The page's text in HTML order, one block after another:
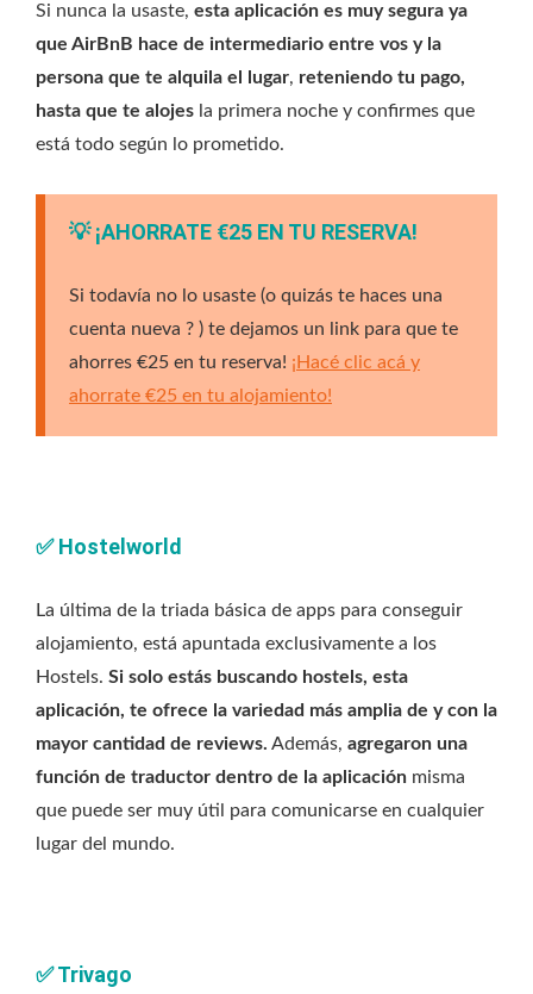
Si nunca la usaste, esta aplicación es muy segura ya
que AirBnB hace de intermediario entre vos y la
persona que te alquila el lugar, reteniendo tu pago,
hasta que te alojes la primera noche y confirmes que
está todo según lo prometido.
💡 ¡AHORRATE €25 EN TU RESERVA!
Si todavía no lo usaste (o quizás te haces una
cuenta nueva ? ) te dejamos un link para que te
ahorres €25 en tu reserva! ¡Hacé clic acá y
ahorrate €25 en tu alojamiento!
✅Hostelworld
La última de la triada básica de apps para conseguir
alojamiento, está apuntada exclusivamente a los
Hostels. Si solo estás buscando hostels, esta
aplicación, te ofrece la variedad más amplia de y con la
mayor cantidad de reviews. Además, agregaron una
función de traductor dentro de la aplicación misma
que puede ser muy útil para comunicarse en cualquier
lugar del mundo.
✅Trivago